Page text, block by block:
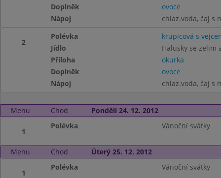
Doplněk
ovoce
Nápoj
chlaz.voda, čaj s
2
Polévka
krupicová s
Jídlo
Halusky se zelim
Příloha
okurka
Doplněk
ovoce
Nápoj
chlaz.voda, čaj s
Menu Chod Pondělí 24. 12. 2012
1
Polévka Vánoční svátky
Menu Chod Úterý 25. 12. 2012
1
Polévka Vánoční svátky